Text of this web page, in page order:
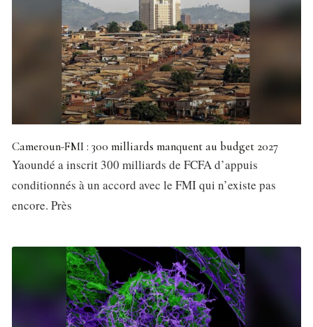
Cameroun-FMI : 300 milliards manquent au budget 2027
Yaoundé a inscrit 300 milliards de FCFA d’appuis
conditionnés à un accord avec le FMI qui n’existe pas
encore. Près